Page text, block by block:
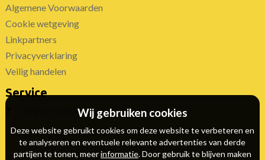
Algemene Voorwaarden
Cookie wetgeving
Linkpartners
Privacyverklaring
Veilig handelen
Service
Help en contactWij gebruiken cookies
Deze website gebruikt cookies om deze website te verbeteren en
te analyseren en eventuele relevante advertenties van derde
partijen te tonen, meerinformatie. Door gebruik te blijven maken